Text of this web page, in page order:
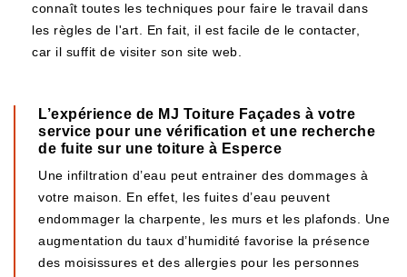
connaît toutes les techniques pour faire le travail dans
les règles de l'art. En fait, il est facile de le contacter,
car il suffit de visiter son site web.
L’expérience de MJ Toiture Façades à votre
service pour une vérification et une recherche
de fuite sur une toiture à Esperce
Une infiltration d’eau peut entrainer des dommages à
votre maison. En effet, les fuites d’eau peuvent
endommager la charpente, les murs et les plafonds. Une
augmentation du taux d’humidité favorise la présence
des moisissures et des allergies pour les personnes